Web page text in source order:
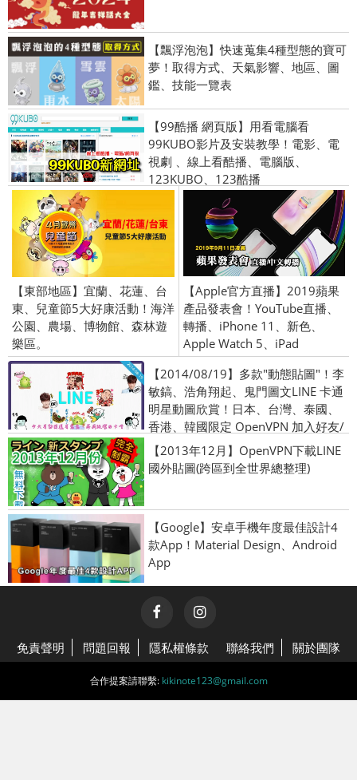
【飄浮泡泡】快速蒐集4種型態的寶可
夢！取得方式、天氣影響、地區、圖
鑑、技能一覽表
【99酷播 網頁版】用看電腦看
99KUBO影片及安裝教學！電影、電
視劇 、線上看酷播、電腦版、
123KUBO、123酷播
【東部地區】宜蘭、花蓮、台
東、兒童節5大好康活動！海洋
公園、農場、博物館、森林遊
樂區。
【Apple官方直播】2019蘋果
產品發表會！YouTube直播、
轉播、iPhone 11、新色、
Apple Watch 5、iPad
【2014/08/19】多款"動態貼圖"！李
敏鎬、浩角翔起、鬼門圖文LINE 卡通
明星動圖欣賞！日本、台灣、泰國、
香港、韓國限定 OpenVPN 加入好友/
綁定門號圖
【2013年12月】OpenVPN下載LINE
國外貼圖(跨區到全世界總整理)
【Google】安卓手機年度最佳設計4
款App！Material Design、Android
App
免責聲明 問題回報 隱私權條款 聯絡我們 關於團隊
合作提案請聯繫: kikinote123@gmail.com